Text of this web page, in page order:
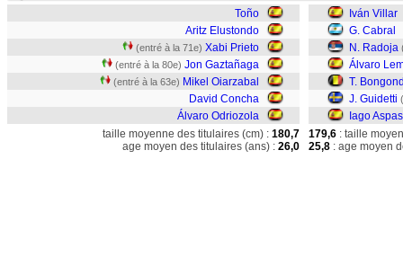
Toño
Aritz Elustondo
(entré à la 71e) Xabi Prieto
(entré à la 80e) Jon Gaztañaga
(entré à la 63e) Mikel Oiarzabal
David Concha
Álvaro Odriozola
Iván Villar
G. Cabral
N. Radoja
Álvaro
T.
J. Guidetti
Iago Aspas
taille moyenne des titulaires (cm) : 180,7
age moyen des titulaires (ans) : 26,0
179,6 : taille
25,8 : age moyen